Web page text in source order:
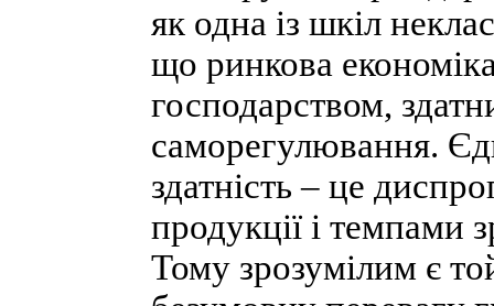
як одна із шкіл
що ринкова
господарством,
саморегулювання.
здатність – це
продукції і темпами
Тому зрозумілим є